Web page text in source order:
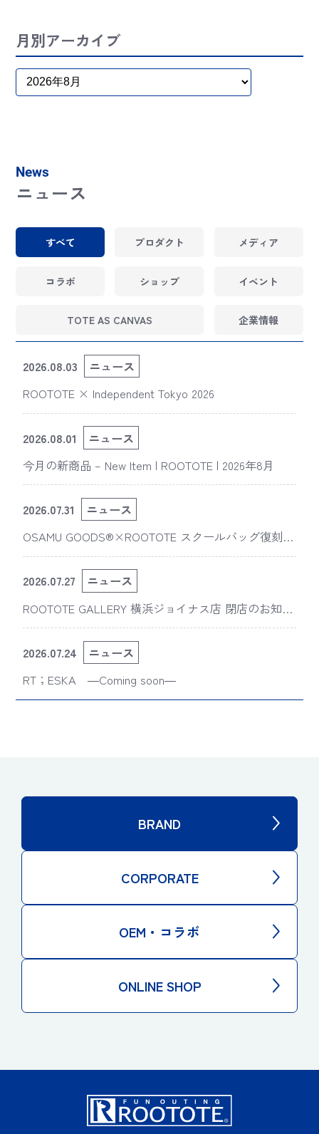
月別アーカイブ
News
ニュース
すべて プロダクト メディア
コラボ ショップ イベント
TOTE AS CANVAS 企業情報
2026.08.03
ニュース
ROOTOTE × Independent Tokyo 2026
2026.08.01
ニュース
今月の新商品 – New Item | ROOTOTE | 2026年8月
2026.07.31
ニュース
OSAMU GOODS®×ROOTOTE スクールバッグ復刻
版“スライスドアイ”の新デザインが「The 50th Annive
rsary OSAMU GOODS展」に登場
2026.07.27
ニュース
ROOTOTE GALLERY 横浜ジョイナス店 閉店のお知ら
せ
2026.07.24
ニュース
RT；ESKA ―Coming soon―
BRAND
CORPORATE
OEM・コラボ
ONLINE SHOP